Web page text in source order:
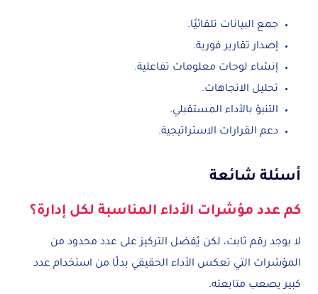
جمع البيانات تلقائيًا.
إصدار تقارير فورية.
إنشاء لوحات معلومات تفاعلية.
تحليل الاتجاهات.
التنبؤ بالأداء المستقبلي.
دعم القرارات الاستراتيجية.
أسئلة شائعة
كم عدد مؤشرات الأداء المناسبة لكل إدارة؟
لا يوجد رقم ثابت، لكن يُفضل التركيز على عدد محدود من
المؤشرات التي تعكس الأداء الحقيقي بدلًا من استخدام عدد
كبير يصعب متابعته.